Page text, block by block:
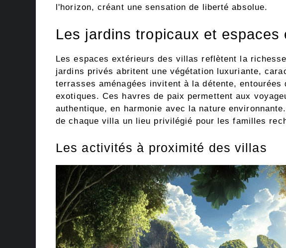
l'horizon, créant une sensation de liberté absolue.
Les jardins tropicaux et espaces
Les espaces extérieurs des villas reflètent la
jardins privés abritent une végétation luxuriante,
terrasses aménagées invitent à la détente, entourées
exotiques. Ces havres de paix permettent aux
authentique, en harmonie avec la nature
de chaque villa un lieu privilégié pour les familles
Les activités à proximité des villas